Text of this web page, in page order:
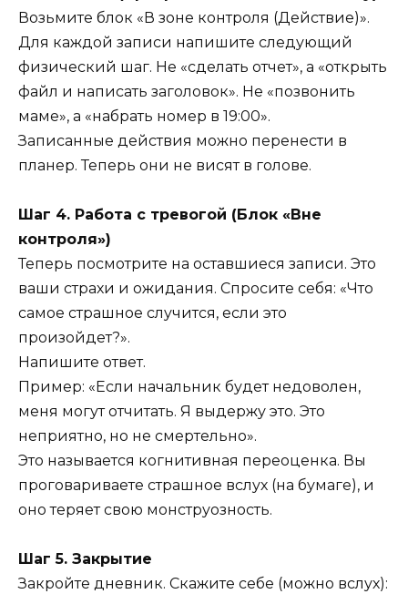
Возьмите блок «В зоне контроля (Действие)».
Для каждой записи напишите следующий
физический шаг. Не «сделать отчет», а «открыть
файл и написать заголовок». Не «позвонить
маме», а «набрать номер в 19:00».
Записанные действия можно перенести в
планер. Теперь они не висят в голове.
Шаг 4. Работа с тревогой (Блок «Вне
контроля»)
Теперь посмотрите на оставшиеся записи. Это
ваши страхи и ожидания. Спросите себя: «Что
самое страшное случится, если это
произойдет?».
Напишите ответ.
Пример: «Если начальник будет недоволен,
меня могут отчитать. Я выдержу это. Это
неприятно, но не смертельно».
Это называется когнитивная переоценка. Вы
проговариваете страшное вслух (на бумаге), и
оно теряет свою монструозность.
Шаг 5. Закрытие
Закройте дневник. Скажите себе (можно вслух):